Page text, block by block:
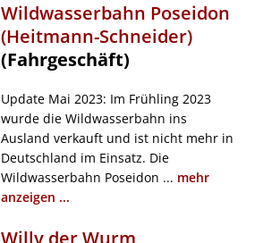
Wildwasserbahn Poseidon
(Heitmann-Schneider)
(Fahrgeschäft)
Update Mai 2023: Im Frühling 2023
wurde die Wildwasserbahn ins
Ausland verkauft und ist nicht mehr in
Deutschland im Einsatz. Die
Wildwasserbahn Poseidon ... mehr
anzeigen ...
Willy der Wurm